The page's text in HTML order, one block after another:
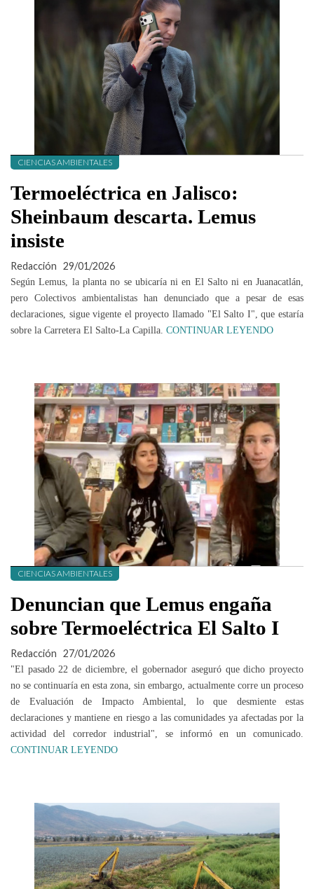
CIENCIAS AMBIENTALES
Termoeléctrica en Jalisco:
Sheinbaum descarta. Lemus
insiste
Redacción 29/01/2026
Según Lemus, la planta no se ubicaría ni en El Salto ni en Juanacatlán,
pero Colectivos ambientalistas han denunciado que a pesar de esas
declaraciones, sigue vigente el proyecto llamado "El Salto I", que estaría
sobre la Carretera El Salto-La Capilla. CONTINUAR LEYENDO
CIENCIAS AMBIENTALES
Denuncian que Lemus engaña
sobre Termoeléctrica El Salto I
Redacción 27/01/2026
"El pasado 22 de diciembre, el gobernador aseguró que dicho proyecto
no se continuaría en esta zona, sin embargo, actualmente corre un proceso
de Evaluación de Impacto Ambiental, lo que desmiente estas
declaraciones y mantiene en riesgo a las comunidades ya afectadas por la
actividad del corredor industrial", se informó en un comunicado.
CONTINUAR LEYENDO